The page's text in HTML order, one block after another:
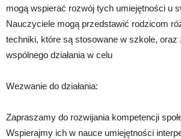
mogą wspierać rozwój tych umiejętności u
Nauczyciele mogą przedstawić rodzicom
techniki, które są stosowane w szkole, oraz
wspólnego działania w celu
Wezwanie do działania:
Zapraszamy do rozwijania kompetencji
Wspierajmy ich w nauce umiejętności